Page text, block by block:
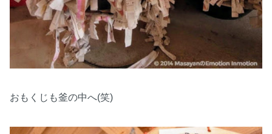
おもくじも釜の中へ(笑)